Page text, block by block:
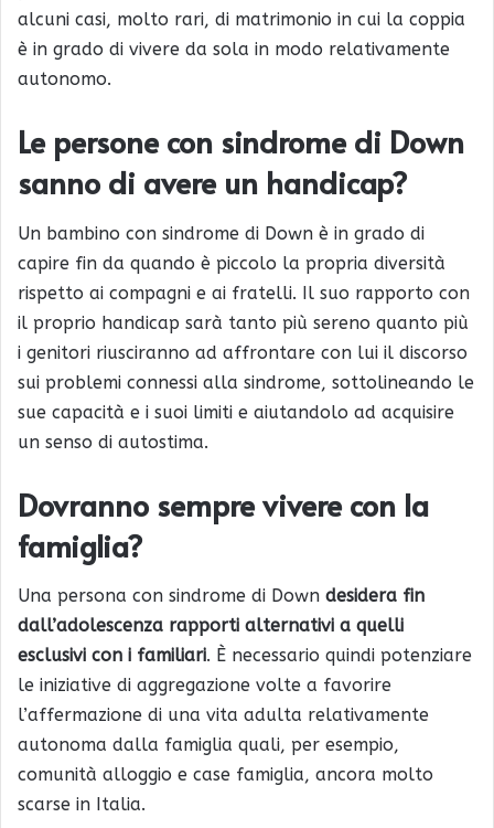
alcuni casi, molto rari, di matrimonio in cui la coppia
è in grado di vivere da sola in modo relativamente
autonomo.
Le persone con sindrome di Down
sanno di avere un handicap?
Un bambino con sindrome di Down è in grado di
capire fin da quando è piccolo la propria diversità
rispetto ai compagni e ai fratelli. Il suo rapporto con
il proprio handicap sarà tanto più sereno quanto più
i genitori riusciranno ad affrontare con lui il discorso
sui problemi connessi alla sindrome, sottolineando le
sue capacità e i suoi limiti e aiutandolo ad acquisire
un senso di autostima.
Dovranno sempre vivere con la
famiglia?
Una persona con sindrome di Down desidera fin
dall’adolescenza rapporti alternativi a quelli
esclusivi con i familiari. È necessario quindi potenziare
le iniziative di aggregazione volte a favorire
l’affermazione di una vita adulta relativamente
autonoma dalla famiglia quali, per esempio,
comunità alloggio e case famiglia, ancora molto
scarse in Italia.